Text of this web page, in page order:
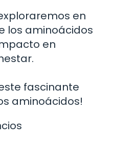
en
los aminoácidos
en
fascinante
aminoácidos!